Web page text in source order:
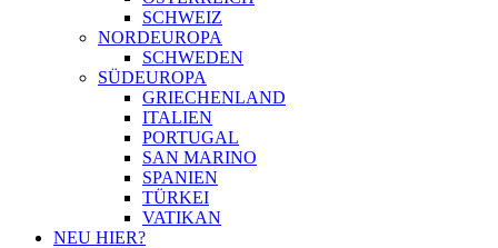
SCHWEIZ
NORDEUROPA
SCHWEDEN
SÜDEUROPA
GRIECHENLAND
ITALIEN
PORTUGAL
SAN MARINO
SPANIEN
TÜRKEI
VATIKAN
NEU HIER?